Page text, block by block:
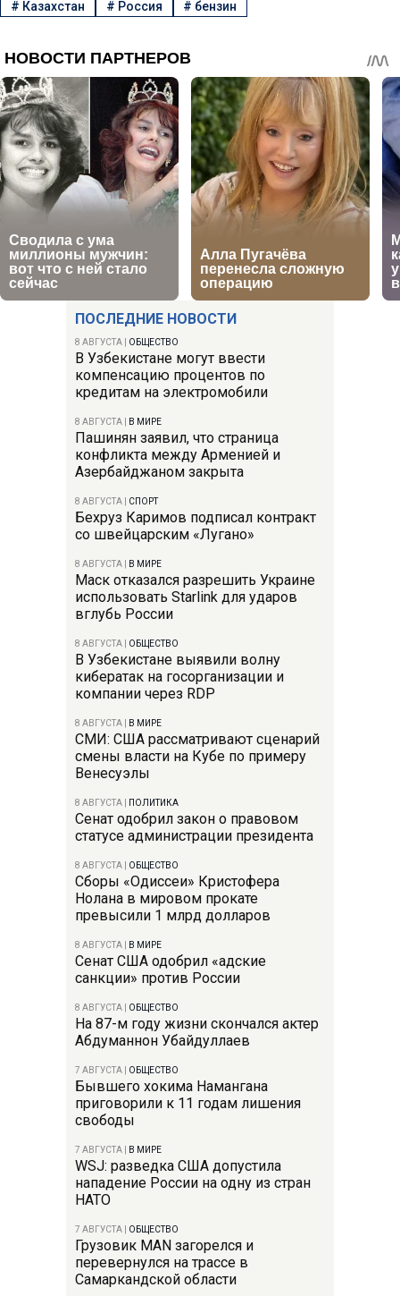
ПОСЛЕДНИЕ НОВОСТИ
8 АВГУСТА ОБЩЕСТВО
В Узбекистане могут ввести
компенсацию процентов по
кредитам на электромобили
8 АВГУСТА В МИРЕ
Пашинян заявил, что страница
конфликта между Арменией и
Азербайджаном закрыта
8 АВГУСТА СПОРТ
Бехруз Каримов подписал контракт
со швейцарским «Лугано»
8 АВГУСТА В МИРЕ
Маск отказался разрешить Украине
использовать Starlink для ударов
вглубь России
8 АВГУСТА ОБЩЕСТВО
В Узбекистане выявили волну
кибератак на госорганизации и
компании через RDP
8 АВГУСТА В МИРЕ
СМИ: США рассматривают сценарий
смены власти на Кубе по примеру
Венесуэлы
8 АВГУСТА ПОЛИТИКА
Сенат одобрил закон о правовом
статусе администрации президента
8 АВГУСТА ОБЩЕСТВО
Сборы «Одиссеи» Кристофера
Нолана в мировом прокате
превысили 1 млрд долларов
8 АВГУСТА В МИРЕ
Сенат США одобрил «адские
санкции» против России
8 АВГУСТА ОБЩЕСТВО
На 87-м году жизни скончался актер
Абдуманнон Убайдуллаев
7 АВГУСТА ОБЩЕСТВО
Бывшего хокима Намангана
приговорили к 11 годам лишения
свободы
7 АВГУСТА В МИРЕ
WSJ: разведка США допустила
нападение России на одну из стран
НАТО
7 АВГУСТА ОБЩЕСТВО
Грузовик MAN загорелся и
перевернулся на трассе в
Самаркандской области
# Казахстан # Россия # бензин